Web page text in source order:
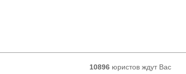
10896 юристов ждут Вас